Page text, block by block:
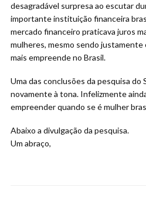
desagradável surpresa ao escutar
importante instituição financeira
mercado financeiro praticava juros
mulheres, mesmo sendo justamente
mais empreende no Brasil.
Uma das conclusões da pesquisa do
novamente à tona. Infelizmente
empreender quando se é mulher
Abaixo a divulgação da pesquisa.
Um abraço,